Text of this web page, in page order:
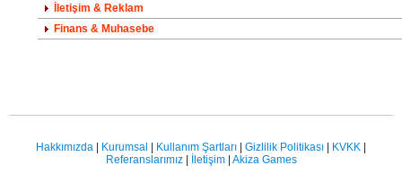
İletişim & Reklam
Finans & Muhasebe
Hakkımızda Kurumsal Kullanım Şartları Gizlilik Politikası KVKK
Referanslarımız| İletişim| Akiza Games